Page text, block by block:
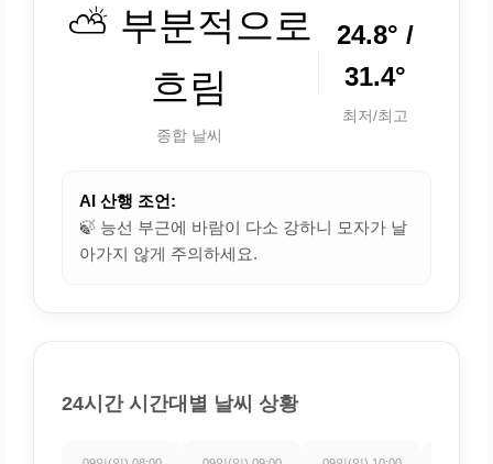
⛅ 부분적으로
흐림
종합 날씨
24.8° /
31.4°
최저/최고
AI 산행 조언:
🍃 능선 부근에 바람이 다소 강하니 모자가 날
아가지 않게 주의하세요.
24시간 시간대별 날씨 상황